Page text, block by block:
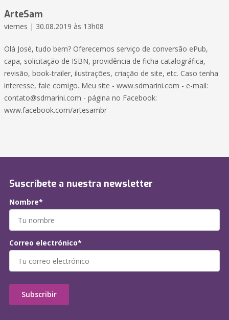
ArteSam
viernes | 30.08.2019 às 13h08
Olá José, tudo bem? Oferecemos serviço de conversão ePub,
capa, solicitação de ISBN, providência de ficha catalográfica,
revisão, book-trailer, ilustrações, criação de site, etc. Caso tenha
interesse, fale comigo. Meu site - www.sdmarini.com - e-mail:
contato@sdmarini.com - página no Facebook:
www.facebook.com/artesambr
Suscríbete a nuestra newsletter
Nombre*
Correo electrónico*
Subscribir